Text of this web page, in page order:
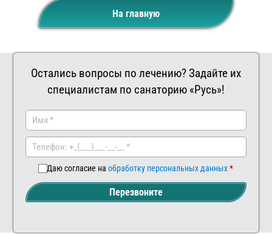
На главную
Остались вопросы по лечению? Задайте их
специалистам по санаторию «Русь»!
Даю согласие на обработку персональных данных
Перезвоните